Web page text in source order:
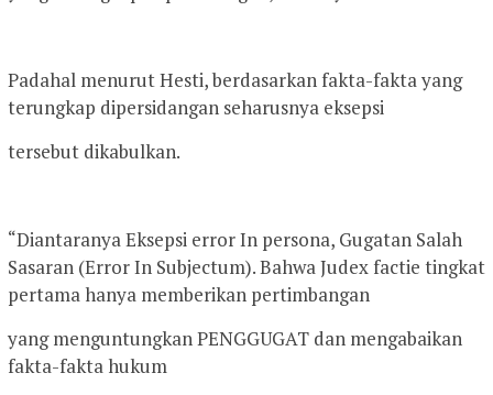
Padahal menurut Hesti, berdasarkan fakta-fakta yang
terungkap dipersidangan seharusnya eksepsi
tersebut dikabulkan.
“Diantaranya Eksepsi error In persona, Gugatan Salah
Sasaran (Error In Subjectum). Bahwa Judex factie tingkat
pertama hanya memberikan pertimbangan
yang menguntungkan PENGGUGAT dan mengabaikan
fakta-fakta hukum